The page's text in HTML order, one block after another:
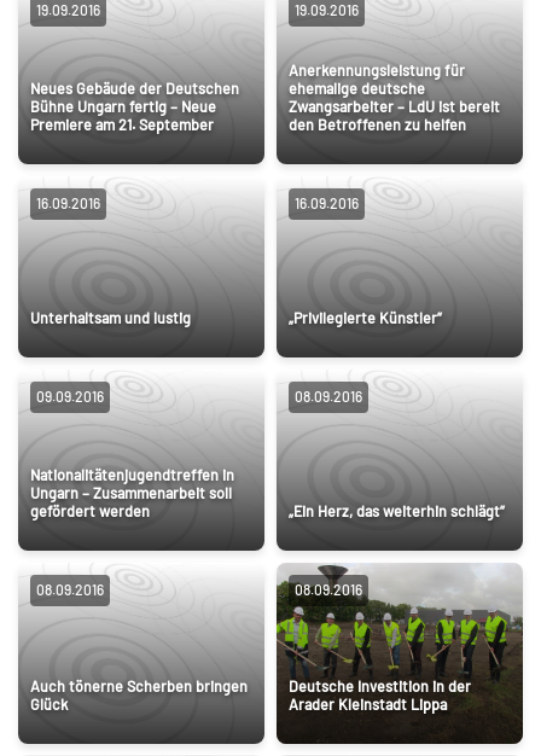
19.09.2016
Neues Gebäude der Deutschen
Bühne Ungarn fertig – Neue
Premiere am 21. September
19.09.2016
Anerkennungsleistung für
ehemalige deutsche
Zwangsarbeiter – LdU ist bereit
den Betroffenen zu helfen
16.09.2016
Unterhaltsam und lustig
16.09.2016
„Privilegierte Künstler”
09.09.2016
Nationalitätenjugendtreffen in
Ungarn – Zusammenarbeit soll
gefördert werden
08.09.2016
„Ein Herz, das weiterhin schlägt”
08.09.2016
Auch tönerne Scherben bringen
Glück
08.09.2016
Deutsche Investition in der
Arader Kleinstadt Lippa